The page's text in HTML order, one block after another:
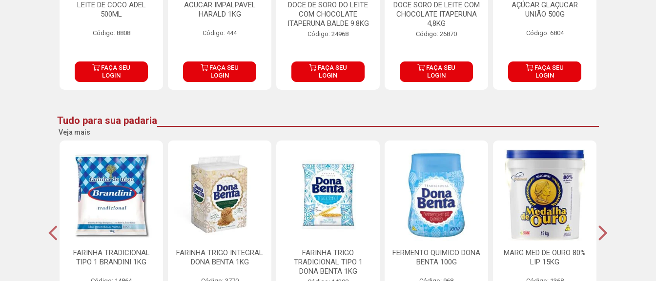
LEITE DE COCO ADEL
500ML
Código: 8808
FAÇA SEU
LOGIN
ACUCAR IMPALPAVEL
HARALD 1KG
Código: 444
FAÇA SEU
LOGIN
DOCE DE SORO DO LEITE
COM CHOCOLATE
ITAPERUNA BALDE 9.8KG
Código: 24968
FAÇA SEU
LOGIN
DOCE SORO DE LEITE COM
CHOCOLATE ITAPERUNA
4,8KG
Código: 26870
FAÇA SEU
LOGIN
AÇÚCAR GLAÇUCAR
UNIÃO 500G
Código: 6804
FAÇA SEU
LOGIN
Tudo para sua padaria
Veja mais
FARINHA TRADICIONAL
TIPO 1 BRANDINI 1KG
FARINHA TRIGO INTEGRAL
DONA BENTA 1KG
FARINHA TRIGO
TRADICIONAL TIPO 1
DONA BENTA 1KG
FERMENTO QUIMICO DONA
BENTA 100G
MARG MED DE OURO 80%
LIP 15KG